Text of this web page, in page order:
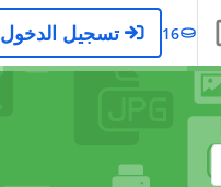
16 تسجيل الدخول